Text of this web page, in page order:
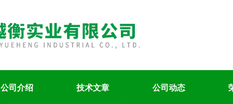
公司介绍 技术文章 公司动态